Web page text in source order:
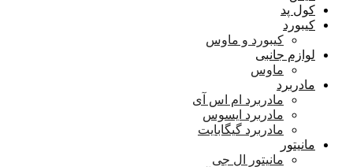
کول پد
کیبورد
کیبورد و ماوس
لوازم جانبی
ماوس
مادربرد
مادربرد ام اس آی
مادربرد ایسوس
مادربرد گیگابایت
مانیتور
مانیتور ال جی